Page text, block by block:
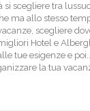
si scegliere tra
ma allo stesso
scegliere
Hotel e
tue esigenze e
la tua